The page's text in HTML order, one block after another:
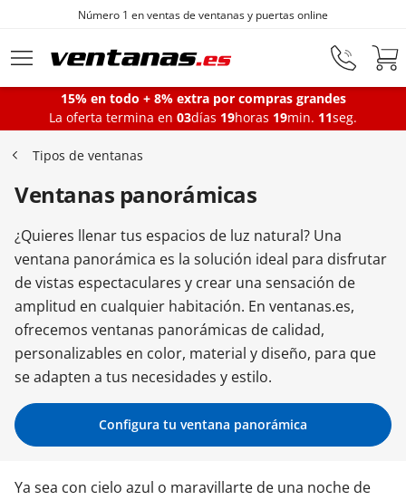
Ir al contenido principal
ventanas y puertas online
Ventanas
Balconeras
Puertas Entrada
Puertas de garaje
Iniciar sesión
Contacta con nosotros
15% en todo + 8% extra por compras grandes
La oferta termina en 03días 19horas 19min. 10seg.
Tipos de ventanas
Ventanas panorámicas
¿Quieres llenar tus espacios de luz natural? Una
ventana panorámica es la solución ideal para disfrutar
de vistas espectaculares y crear una sensación de
amplitud en cualquier habitación. En ventanas.es,
ofrecemos ventanas panorámicas de calidad,
personalizables en color, material y diseño, para que
se adapten a tus necesidades y estilo.
Configura tu ventana panorámica
Ya sea con cielo azul o maravillarte de una noche de